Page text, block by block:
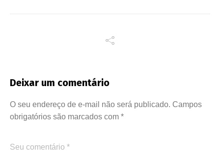
Deixar um comentário
O seu endereço de e-mail não será publicado. Campos
obrigatórios são marcados com *